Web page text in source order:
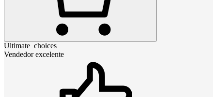
Ultimate_choices
Vendedor excelente